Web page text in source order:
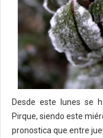
Desde este lunes se
Pirque, siendo este
pronostica que entre